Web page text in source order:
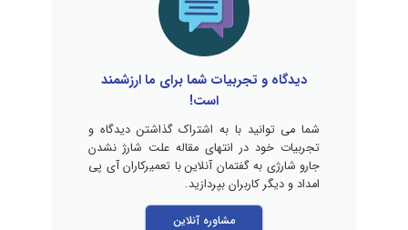
دیدگاه و تجربیات شما برای ما ارزشمند
است!
شما می توانید با به اشتراک گذاشتن دیدگاه و
تجربیات خود در انتهای مقاله علت شارژ نشدن
جارو شارژی به گفتمان آنلاین با تعمیرکاران آی پی
امداد و دیگر کاربران بپردازید.
مشاوره آنلاین